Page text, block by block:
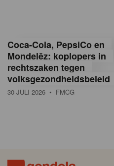
Coca-Cola, PepsiCo en
Mondelēz: koplopers in
rechtszaken tegen
volksgezondheidsbeleid
30 JULI 2026 • FMCG